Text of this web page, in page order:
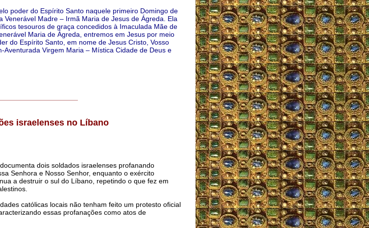
poder do Espírito Santo naquele primeiro Domingo de
Venerável Madre – Irmã Maria de Jesus de Ágreda. Ela
tesouros de graça concedidos à Imaculada Mãe de
Maria de Ágreda, entremos em Jesus por meio
do Espírito Santo, em nome de Jesus Cristo, Vosso
Aventurada Virgem Maria – Mística Cidade de Deus e
israelenses no Líbano
dois soldados israelenses profanando
Senhora e Nosso Senhor, enquanto o exército
a destruir o sul do Líbano, repetindo o que fez em
católicas locais não tenham feito um protesto oficial
essas profanações como atos de